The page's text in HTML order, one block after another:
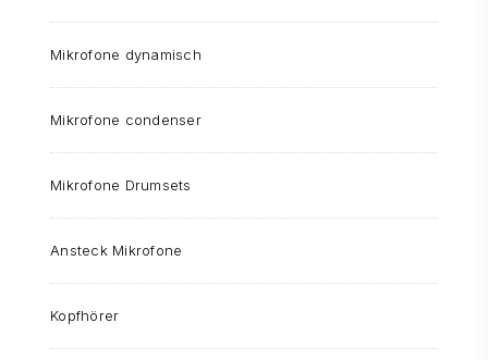
Mikrofone dynamisch
Mikrofone condenser
Mikrofone Drumsets
Ansteck Mikrofone
Kopfhörer